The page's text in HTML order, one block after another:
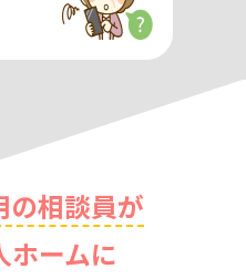
の相談員が
ホームに